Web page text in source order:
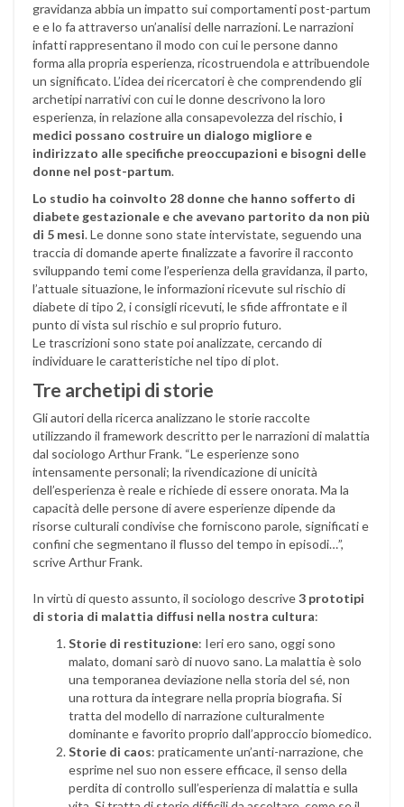
gravidanza abbia un impatto sui comportamenti post-partum
e e lo fa attraverso un’analisi delle narrazioni. Le narrazioni
infatti rappresentano il modo con cui le persone danno
forma alla propria esperienza, ricostruendola e attribuendole
un significato. L’idea dei ricercatori è che comprendendo gli
archetipi narrativi con cui le donne descrivono la loro
esperienza, in relazione alla consapevolezza del rischio, i
medici possano costruire un dialogo migliore e
indirizzato alle specifiche preoccupazioni e bisogni delle
donne nel post-partum.
Lo studio ha coinvolto 28 donne che hanno sofferto di
diabete gestazionale e che avevano partorito da non più
di 5 mesi. Le donne sono state intervistate, seguendo una
traccia di domande aperte finalizzate a favorire il racconto
sviluppando temi come l’esperienza della gravidanza, il parto,
l’attuale situazione, le informazioni ricevute sul rischio di
diabete di tipo 2, i consigli ricevuti, le sfide affrontate e il
punto di vista sul rischio e sul proprio futuro.
Le trascrizioni sono state poi analizzate, cercando di
individuare le caratteristiche nel tipo di plot.
Tre archetipi di storie
Gli autori della ricerca analizzano le storie raccolte
utilizzando il framework descritto per le narrazioni di malattia
dal sociologo Arthur Frank. “Le esperienze sono
intensamente personali; la rivendicazione di unicità
dell’esperienza è reale e richiede di essere onorata. Ma la
capacità delle persone di avere esperienze dipende da
risorse culturali condivise che forniscono parole, significati e
confini che segmentano il flusso del tempo in episodi…”,
scrive Arthur Frank.
In virtù di questo assunto, il sociologo descrive3 prototipi
di storia di malattia diffusi nella nostra cultura:
Storie di restituzione: Ieri ero sano, oggi sono
malato, domani sarò di nuovo sano. La malattia è solo
una temporanea deviazione nella storia del sé, non
una rottura da integrare nella propria biografia. Si
tratta del modello di narrazione culturalmente
dominante e favorito proprio dall’approccio biomedico.
Storie di caos: praticamente un’anti-narrazione, che
esprime nel suo non essere efficace, il senso della
perdita di controllo sull’esperienza di malattia e sulla